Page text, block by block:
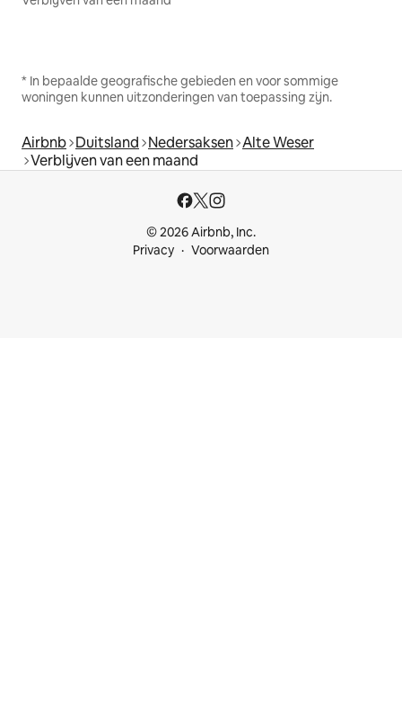
* In bepaalde geografische gebieden en voor sommige
woningen kunnen uitzonderingen van toepassing zijn.
Airbnb Duitsland Nedersaksen Alte Weser
Verblijven van een maand
© 2026 Airbnb, Inc.
Privacy
Voorwaarden